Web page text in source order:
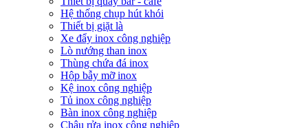
Hệ thống chụp hút khói
Thiết bị giặt là
Xe đẩy inox công nghiệp
Lò nướng than inox
Thùng chứa đá inox
Hộp bẫy mỡ inox
Kệ inox công nghiệp
Tủ inox công nghiệp
Bàn inox công nghiệp
Chậu rửa inox công nghiệp